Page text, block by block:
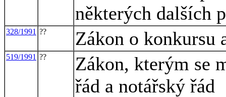
některých dalších
328/1991 ?? Zákon o konkursu
519/1991 ??
Zákon, kterým se
řád a notářský řád